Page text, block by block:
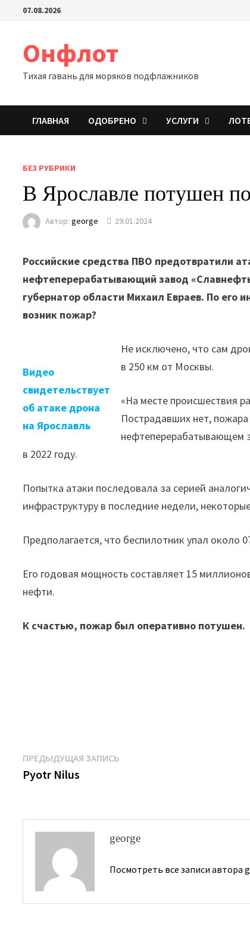
Перейти07.08.2026
Онфлот
Тихая гавань для моряков подфлажников
ГЛАВНАЯ ОДОБРЕНО УСЛУГИ
БЕЗ РУБРИКИ
В Ярославле потушен
Автор:george 29.01.2024
Российские средства ПВО предотвратили
нефтеперерабатывающий завод
губернатор области Михаил Евраев. По
возник пожар?
Видео
свидетельствует
об атаке дрона
на Ярославль
Не исключено, что сам
в 250 км от Москвы.
«На месте происшествия
Пострадавших нет,
нефтеперерабатывающем
в 2022 году.
Попытка атаки последовала за серией
инфраструктуру в последние недели,
Предполагается, что беспилотник упал около
Его годовая мощность составляет 15
нефти.
К счастью, пожар был оперативно потушен.
Навигация
по
ПРЕДЫДУЩАЯ ЗАПИСЬ
Pyotr Nilus
george
Посмотреть все записи автора